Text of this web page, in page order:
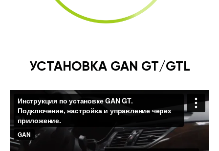
УСТАНОВКА GAN GT/GTL